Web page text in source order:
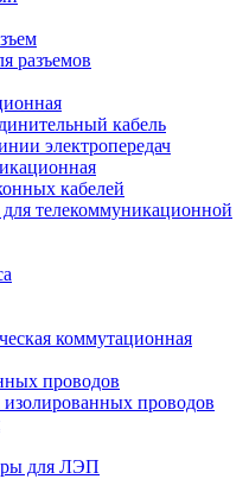
разъемов
кабель
электропередач
кабелей
для телекоммуникационной
коммутационная
проводов
проводов
для ЛЭП